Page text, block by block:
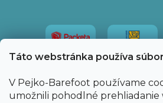
Táto webstránka používa
V Pejko-Barefoot používame
umožnili pohodlné prehliadanie